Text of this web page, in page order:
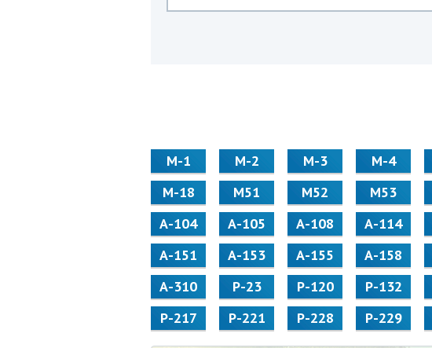
М-1 М-2 М-3 М-4
М-18
М51 М52 М53
А-104
А-105 А-108 А-114
А-151
А-153 А-155 А-158
А-310
Р-23 Р-120 Р-132
Р-217
Р-221 Р-228 Р-229